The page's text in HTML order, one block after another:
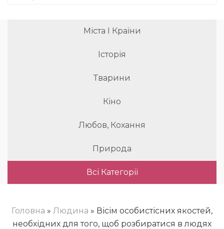
Міста І Країни
Історія
Тварини
Кіно
Любов, Кохання
Природа
Всі Категорії
Головна » Людина » Вісім особистісних якостей,
необхідних для того, щоб розбиратися в людях